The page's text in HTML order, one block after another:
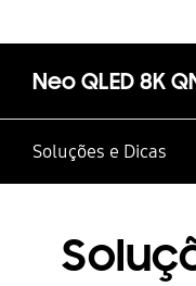
Soluções e Dicas